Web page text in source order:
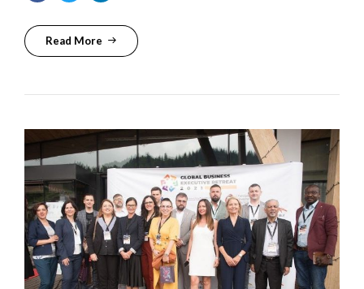
Read More